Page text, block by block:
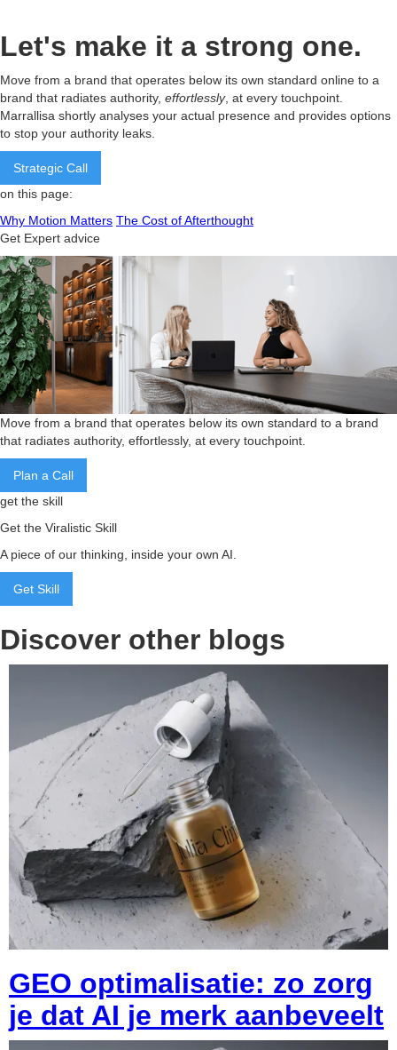
Let's make it a strong one.
Move from a brand that operates below its own standard online to a
brand that radiates authority, effortlessly, at every touchpoint.
Marrallisa shortly analyses your actual presence and provides options
to stop your authority leaks.
Strategic Call
on this page:
Why Motion Matters The Cost of Afterthought
Get Expert advice
Move from a brand that operates below its own standard to a brand
that radiates authority, effortlessly, at every touchpoint.
Plan a Call
get the skill
Get the Viralistic Skill
A piece of our thinking, inside your own AI.
Get Skill
Discover other blogs
GEO optimalisatie: zo zorg
je dat AI je merk aanbeveelt